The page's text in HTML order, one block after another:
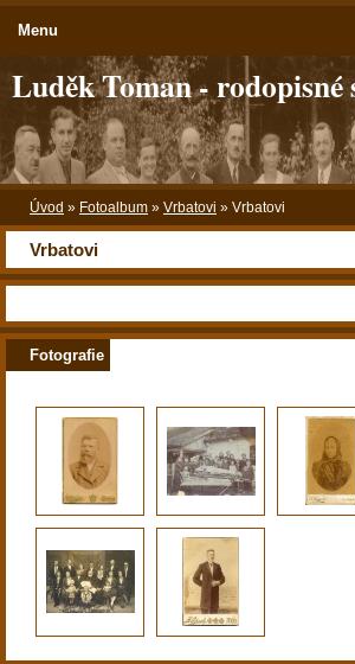
Luděk Toman -
Úvod » Fotoalbum » Vrbatovi » Vrbatovi
Vrbatovi
Fotografie
Menu